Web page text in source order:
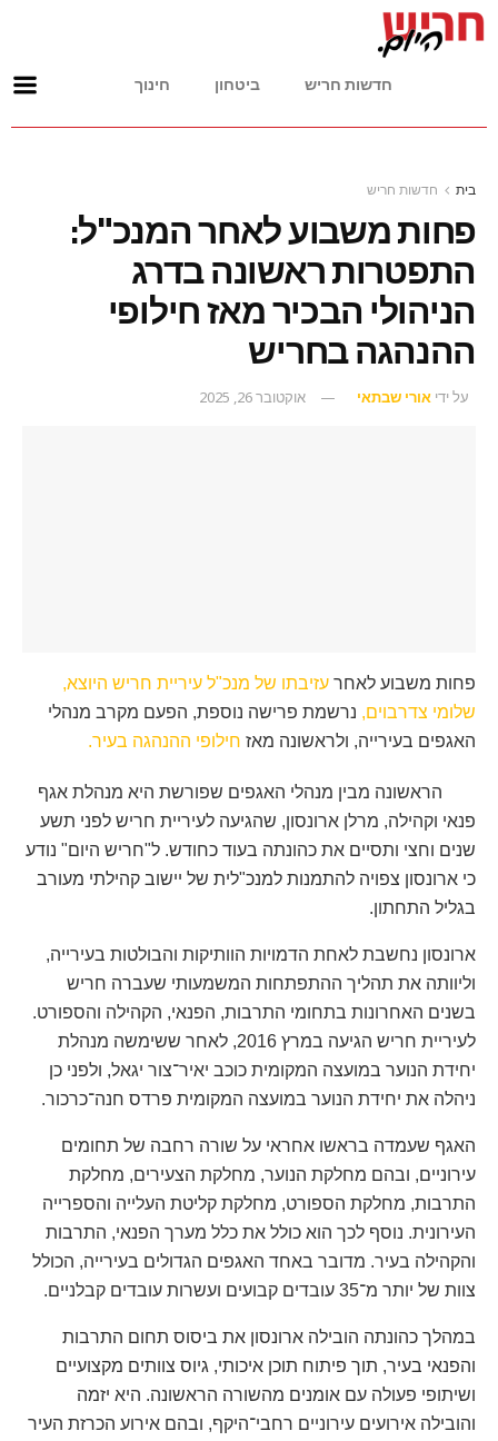
חדשות חריש ביטחון חינוך
בית חדשות חריש
פחות משבוע לאחר המנכ"ל:
התפטרות ראשונה בדרג
הניהולי הבכיר מאז חילופי
ההנהגה בחריש
על ידי אורי שבתאי אוקטובר 26, 2025
פחות משבוע לאחר עזיבתו של מנכ"ל עיריית חריש היוצא,
שלומי צדרבוים, נרשמת פרישה נוספת, הפעם מקרב מנהלי
האגפים בעירייה, ולראשונה מאז חילופי ההנהגה בעיר.
הראשונה מבין מנהלי האגפים שפורשת היא מנהלת אגף
פנאי וקהילה, מרלן ארונסון, שהגיעה לעיריית חריש לפני תשע
שנים וחצי ותסיים את כהונתה בעוד כחודש. ל"חריש היום" נודע
כי ארונסון צפויה להתמנות למנכ"לית של יישוב קהילתי מעורב
בגליל התחתון.
ארונסון נחשבת לאחת הדמויות הוותיקות והבולטות בעירייה,
וליוותה את תהליך ההתפתחות המשמעותי שעברה חריש
בשנים האחרונות בתחומי התרבות, הפנאי, הקהילה והספורט.
לעיריית חריש הגיעה במרץ 2016, לאחר ששימשה מנהלת
יחידת הנוער במועצה המקומית כוכב יאיר־צור יגאל, ולפני כן
ניהלה את יחידת הנוער במועצה המקומית פרדס חנה־כרכור.
האגף שעמדה בראשו אחראי על שורה רחבה של תחומים
עירוניים, ובהם מחלקת הנוער, מחלקת הצעירים, מחלקת
התרבות, מחלקת הספורט, מחלקת קליטת העלייה והספרייה
העירונית. נוסף לכך הוא כולל את כלל מערך הפנאי, התרבות
והקהילה בעיר. מדובר באחד האגפים הגדולים בעירייה, הכולל
צוות של יותר מ־35 עובדים קבועים ועשרות עובדים קבלניים.
במהלך כהונתה הובילה ארונסון את ביסוס תחום התרבות
והפנאי בעיר, תוך פיתוח תוכן איכותי, גיוס צוותים מקצועיים
ושיתופי פעולה עם אומנים מהשורה הראשונה. היא יזמה
והובילה אירועים עירוניים רחבי־היקף, ובהם אירוע הכרזת העיר